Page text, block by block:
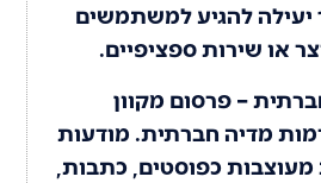
יעילה להגיע למשתמשים
או שירות ספציפיים.
– פרסום מקוון
מדיה חברתית. מודעות
מעוצבות כפוסטים, כתבות,